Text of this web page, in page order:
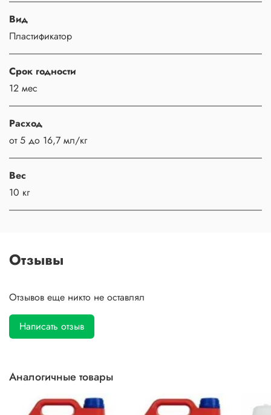
Вид
Пластификатор
Срок годности
12 мес
Расход
от 5 до 16,7 мл/кг
Вес
10 кг
Отзывы
Отзывов еще никто не оставлял
Написать отзыв
Аналогичные товары